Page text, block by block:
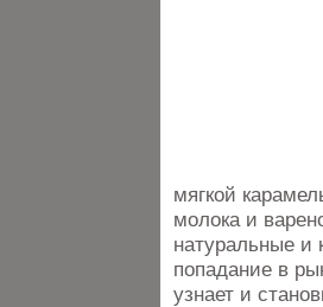
мягкой
молока и
натуральные и
попадание в
узнает и